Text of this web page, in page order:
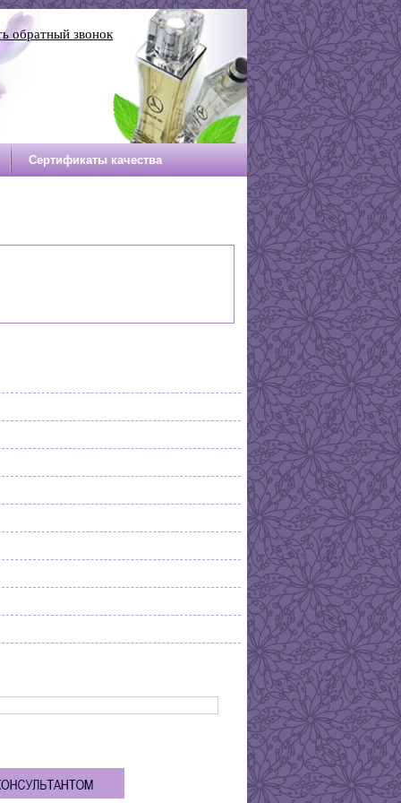
обратный звонок
Сертификаты качества